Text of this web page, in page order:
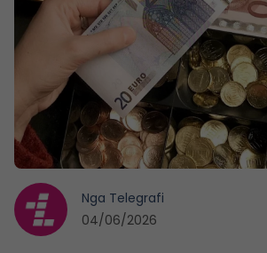
Nga Telegrafi
04/06/2026